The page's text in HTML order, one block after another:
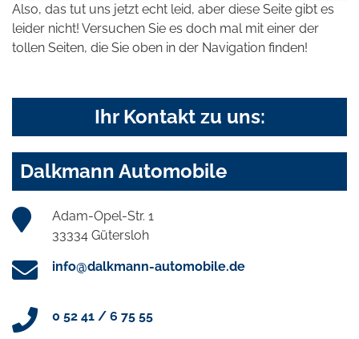
Also, das tut uns jetzt echt leid, aber diese Seite gibt es
leider nicht! Versuchen Sie es doch mal mit einer der
tollen Seiten, die Sie oben in der Navigation finden!
Ihr Kontakt zu uns:
Dalkmann Automobile
Adam-Opel-Str. 1
33334 Gütersloh
info@dalkmann-automobile.de
0 52 41 / 6 75 55